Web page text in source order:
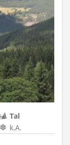
Tal
k.A.